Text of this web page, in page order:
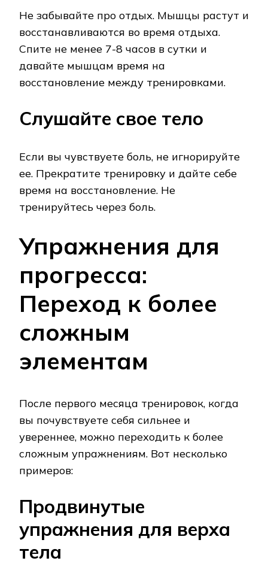
Не забывайте про отдых. Мышцы растут и
восстанавливаются во время отдыха.
Спите не менее 7-8 часов в сутки и
давайте мышцам время на
восстановление между тренировками.
Слушайте свое тело
Если вы чувствуете боль, не игнорируйте
ее. Прекратите тренировку и дайте себе
время на восстановление. Не
тренируйтесь через боль.
Упражнения для
прогресса:
Переход к более
сложным
элементам
После первого месяца тренировок, когда
вы почувствуете себя сильнее и
увереннее, можно переходить к более
сложным упражнениям. Вот несколько
примеров:
Продвинутые
упражнения для верха
тела